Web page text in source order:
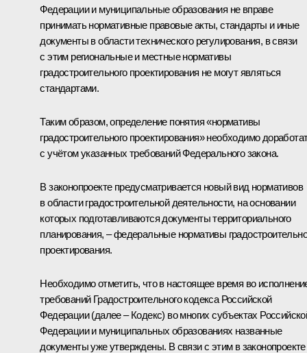
Федерации и муниципальные образования не вправе
принимать нормативные правовые акты, стандарты и иные
документы в области технического регулирования, в связи
с этим региональные и местные нормативы
градостроительного проектирования не могут являться
стандартами.
Таким образом, определение понятия «нормативы
градостроительного проектирования» необходимо
с учётом указанных требований Федерального закона.
В законопроекте предусматривается новый вид нормативов
в области градостроительной деятельности, на основании
которых подготавливаются документы территориального
планирования, – федеральные нормативы
проектирования.
Необходимо отметить, что в настоящее время во
требований Градостроительного кодекса Российской
Федерации (далее – Кодекс) во многих субъектах
Федерации и муниципальных образованиях названные
документы уже утверждены. В связи с этим в законопроекте